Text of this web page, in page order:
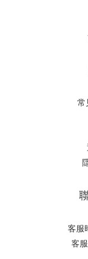
常
客服
客